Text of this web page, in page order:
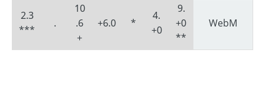
WebM
9.
0+
**
4.
0+
*
6.0+
10
.6
+
.
2.3
***